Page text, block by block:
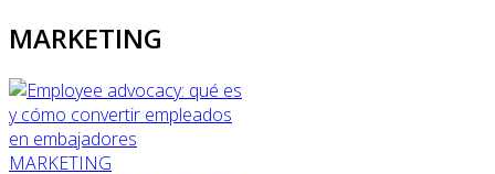
MARKETING
MARKETING